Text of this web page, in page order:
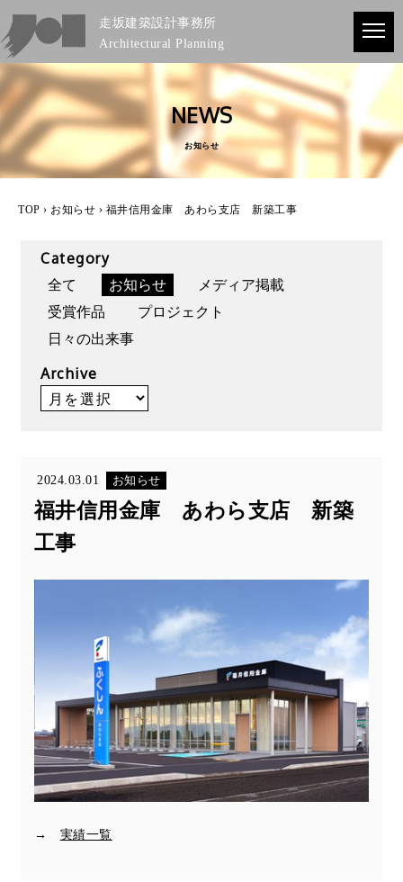
走坂建築設計事務所
Architectural Planning
NEWS
お知らせ
TOP › お知らせ › 福井信用金庫 あわら支店 新築工事
Category
全て お知らせ
メディア掲載
受賞作品
プロジェクト
日々の出来事
Archive
2024.03.01 お知らせ
福井信用金庫 あわら支店 新築
工事
→ 実績一覧